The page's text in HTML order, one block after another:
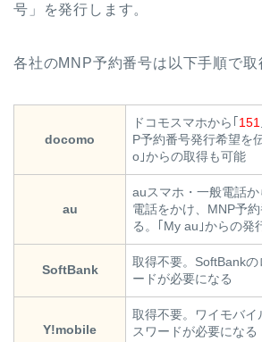
号」を発行します。
各社のMNP予約番号は以下手順で取
docomo
ドコモスマホから｢ 151
P予約番号発行希望を
o｣からの取得も可能
au
auスマホ・一般電話か
電話をかけ、MNP予
る。｢My au｣からの発
SoftBank
取得不要。SoftBank
ードが必要になる
Y!mobile
取得不要。ワイモバ
スワードが必要になる